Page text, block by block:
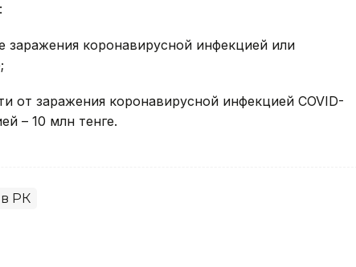
заражения коронавирусной инфекцией или
от заражения коронавирусной инфекцией COVID-
– 10 млн тенге.
РК